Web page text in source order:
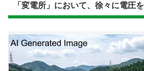
「変電所」において、徐々に電圧